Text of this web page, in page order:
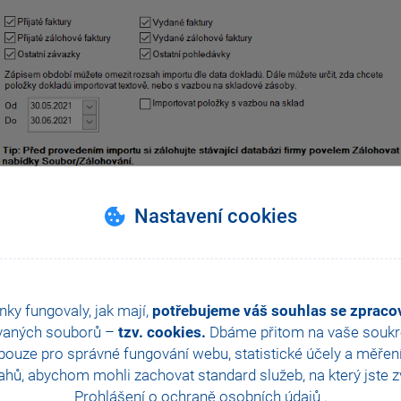
Nastavení cookies
fungovaly, jak mají, potřebujeme váš souhlas se
souborů – tzv. cookies. Dbáme přitom na vaše
pro správné fungování webu, statistické účely a
abychom mohli zachovat standard služeb, na který jste
Prohlášení o ochraně osobních údajů .
se položky dokladů,vždy bez vazby na sklad.
se i stornované a stornovací doklady.